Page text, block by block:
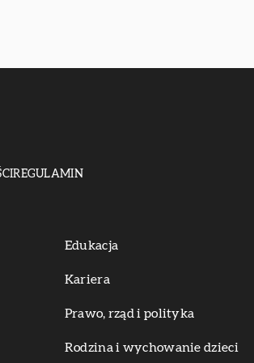
REGULAMIN
Edukacja
Kariera
Prawo, rząd i polityka
Rodzina i wychowanie dzieci